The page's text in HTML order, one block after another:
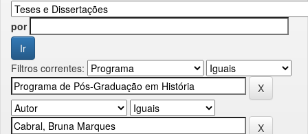
por
Filtros correntes: